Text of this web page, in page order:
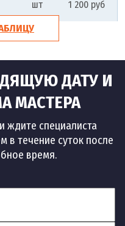
шт 1 200 руб
шт 1 500 руб
ДАТУ И
МАСТЕРА
ждите специалиста
в течение суток после
время.